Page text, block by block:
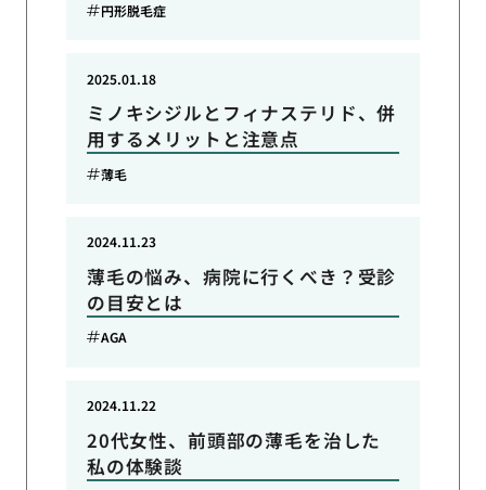
円形脱毛症
ミノキシジルとフィナステリド、併
用するメリットと注意点
2025.01.18
薄毛
薄毛の悩み、病院に行くべき？受診
の目安とは
2024.11.23
AGA
20代女性、前頭部の薄毛を治した
私の体験談
2024.11.22